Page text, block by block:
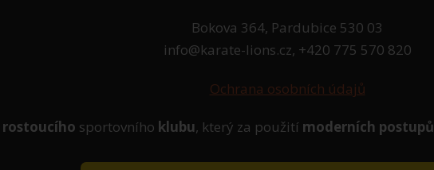
Bokova 364, Pardubice 530 03
info@karate-lions.cz, +420 775 570 820
Ochrana osobních údajů
rostoucího sportovního klubu, který za použití moderních postupů